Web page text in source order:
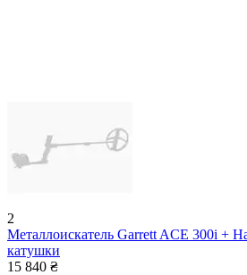
2
Металлоискатель Garrett ACE 300i +
катушки
15 840 ₴